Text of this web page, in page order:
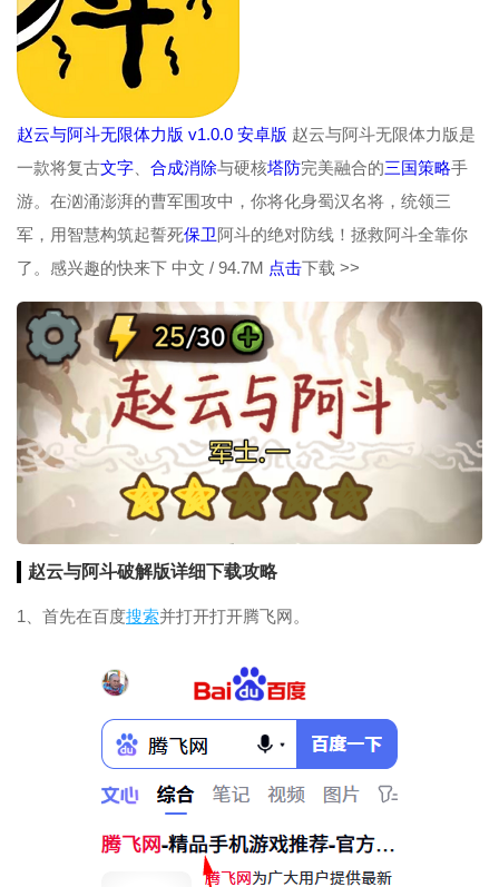
赵云与阿斗无限体力版 v1.0.0 安卓版 赵云与阿斗无限体力版是
一款将复古文字 合成消除与硬核塔防完美融合的三国策略手
游。在汹涌澎湃的曹军围攻中，你将化身蜀汉名将，统领三
军，用智慧构筑起誓死保卫阿斗的绝对防线！拯救阿斗全靠你
了。感兴趣的快来下 中文 / 94.7M 点击下载 >>
赵云与阿斗破解版详细下载攻略
1、首先在百度搜索并打开打开腾飞网。